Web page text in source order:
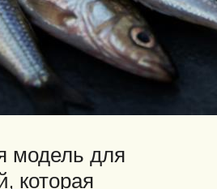
модель для
которая